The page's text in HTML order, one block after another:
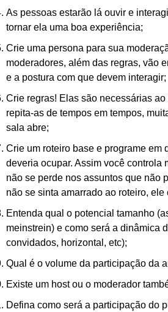
As pessoas estarão lá ouvir e
tornar ela uma boa experiência;
Crie uma persona para sua
moderadores, além das regras, vão
e a postura com que devem interagir;
Crie regras! Elas são necessárias
repita-as de tempos em tempos,
sala abre;
Crie um roteiro base e programe em
deveria ocupar. Assim você controla
não se perde nos assuntos que não
não se sinta amarrado ao roteiro,
Entenda qual o potencial tamanho
meinstrein) e como será a dinâmica
convidados, horizontal, etc);
Qual é o volume da participação da
Existe um host ou o moderador
Defina como será a participação do